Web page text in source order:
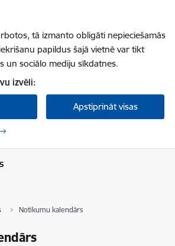
tā izmanto obligāti nepieciešamās
papildus šajā vietnē var tikt
un sociālo mediju sīkdatnes.
izvēli:
Apstiprināt visas
Notikumu kalendārs